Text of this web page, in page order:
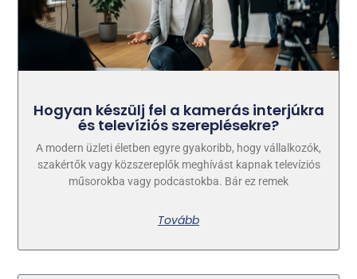
Hogyan készülj fel a kamerás interjúkra
és televíziós szereplésekre?
A modern üzleti életben egyre gyakoribb, hogy vállalkozók,
szakértők vagy közszereplők meghívást kapnak televíziós
műsorokba vagy podcastokba. Bár ez remek
Tovább